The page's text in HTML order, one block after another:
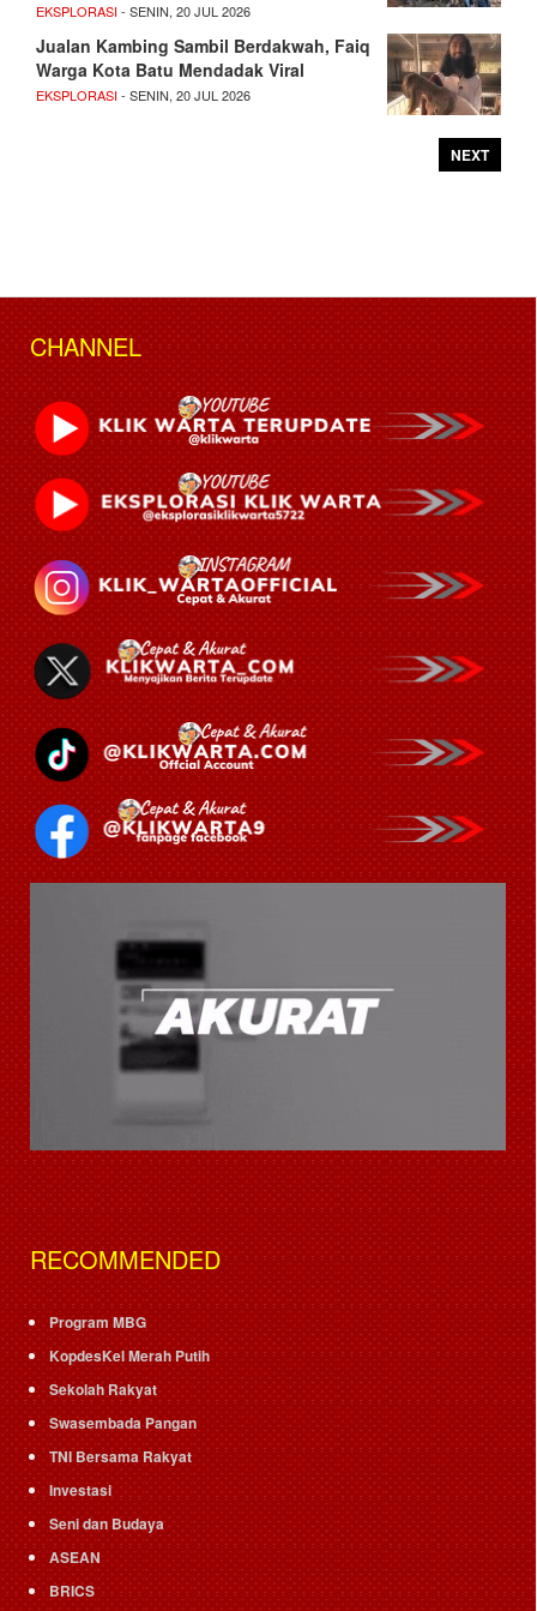
EKSPLORASI- SENIN, 20 JUL 2026
Jualan Kambing Sambil Berdakwah, Faiq
Warga Kota Batu Mendadak Viral
EKSPLORASI- SENIN, 20 JUL 2026
NEXT
CHANNEL
RECOMMENDED
Program MBG
KopdesKel Merah Putih
Sekolah Rakyat
Swasembada Pangan
TNI Bersama Rakyat
Investasi
Seni dan Budaya
ASEAN
BRICS